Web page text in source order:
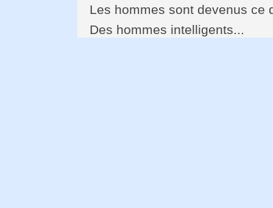
Les hommes sont devenus ce
Des hommes intelligents...